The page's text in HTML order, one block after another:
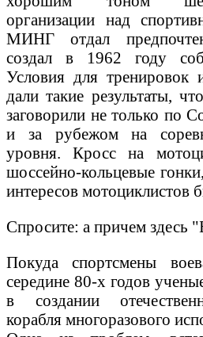
организации над
МИНГ отдал
создал в 1962 году
Условия для тренировок
дали такие результаты,
заговорили не только по
и за рубежом на
уровня. Кросс на
шоссейно-кольцевые
интересов мотоциклистов
Спросите: а причем здесь
Покуда спортсмены
середине 80-х годов
в создании
корабля многоразового